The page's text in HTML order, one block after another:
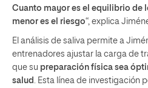
Cuanto mayor es el equilibrio de
menor es el riesgo“, explica
El análisis de saliva permite a
entrenadores ajustar la carga de
que su preparación física sea
salud
. Esta línea de investigación